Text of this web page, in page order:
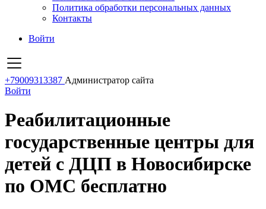
Политика обработки персональных данных
Контакты
Войти
+79009313387 Администратор сайта
Войти
Реабилитационные
государственные центры для
детей с ДЦП в Новосибирске
по ОМС бесплатно